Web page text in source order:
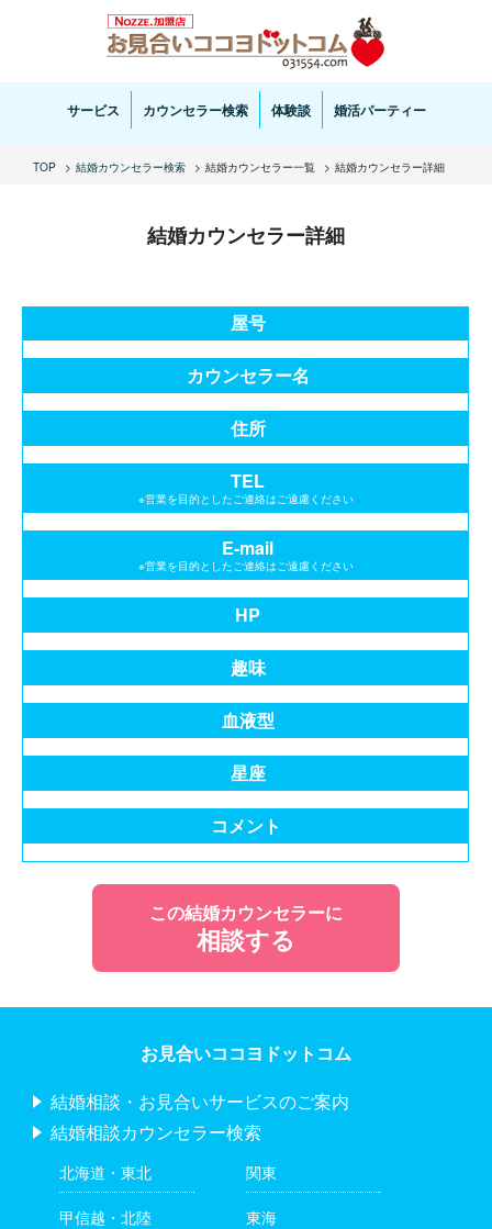
お見合い・結婚相談ならお見合いココヨドットコムへ。専任の結婚カウンセラーがサポートいた
します。
サービス カウンセラー検索 体験談 婚活パーティー
TOP 結婚カウンセラー検索 結婚カウンセラー一覧 結婚カウンセラー詳細
結婚カウンセラー詳細
屋号
カウンセラー名
住所
TEL
※営業を目的としたご連絡はご遠慮ください
E-mail
※営業を目的としたご連絡はご遠慮ください
HP
趣味
血液型
星座
コメント
この結婚カウンセラーに
相談する
お見合いココヨドットコム
結婚相談・お見合いサービスのご案内
結婚相談カウンセラー検索
北海道・東北 関東
甲信越・北陸 東海